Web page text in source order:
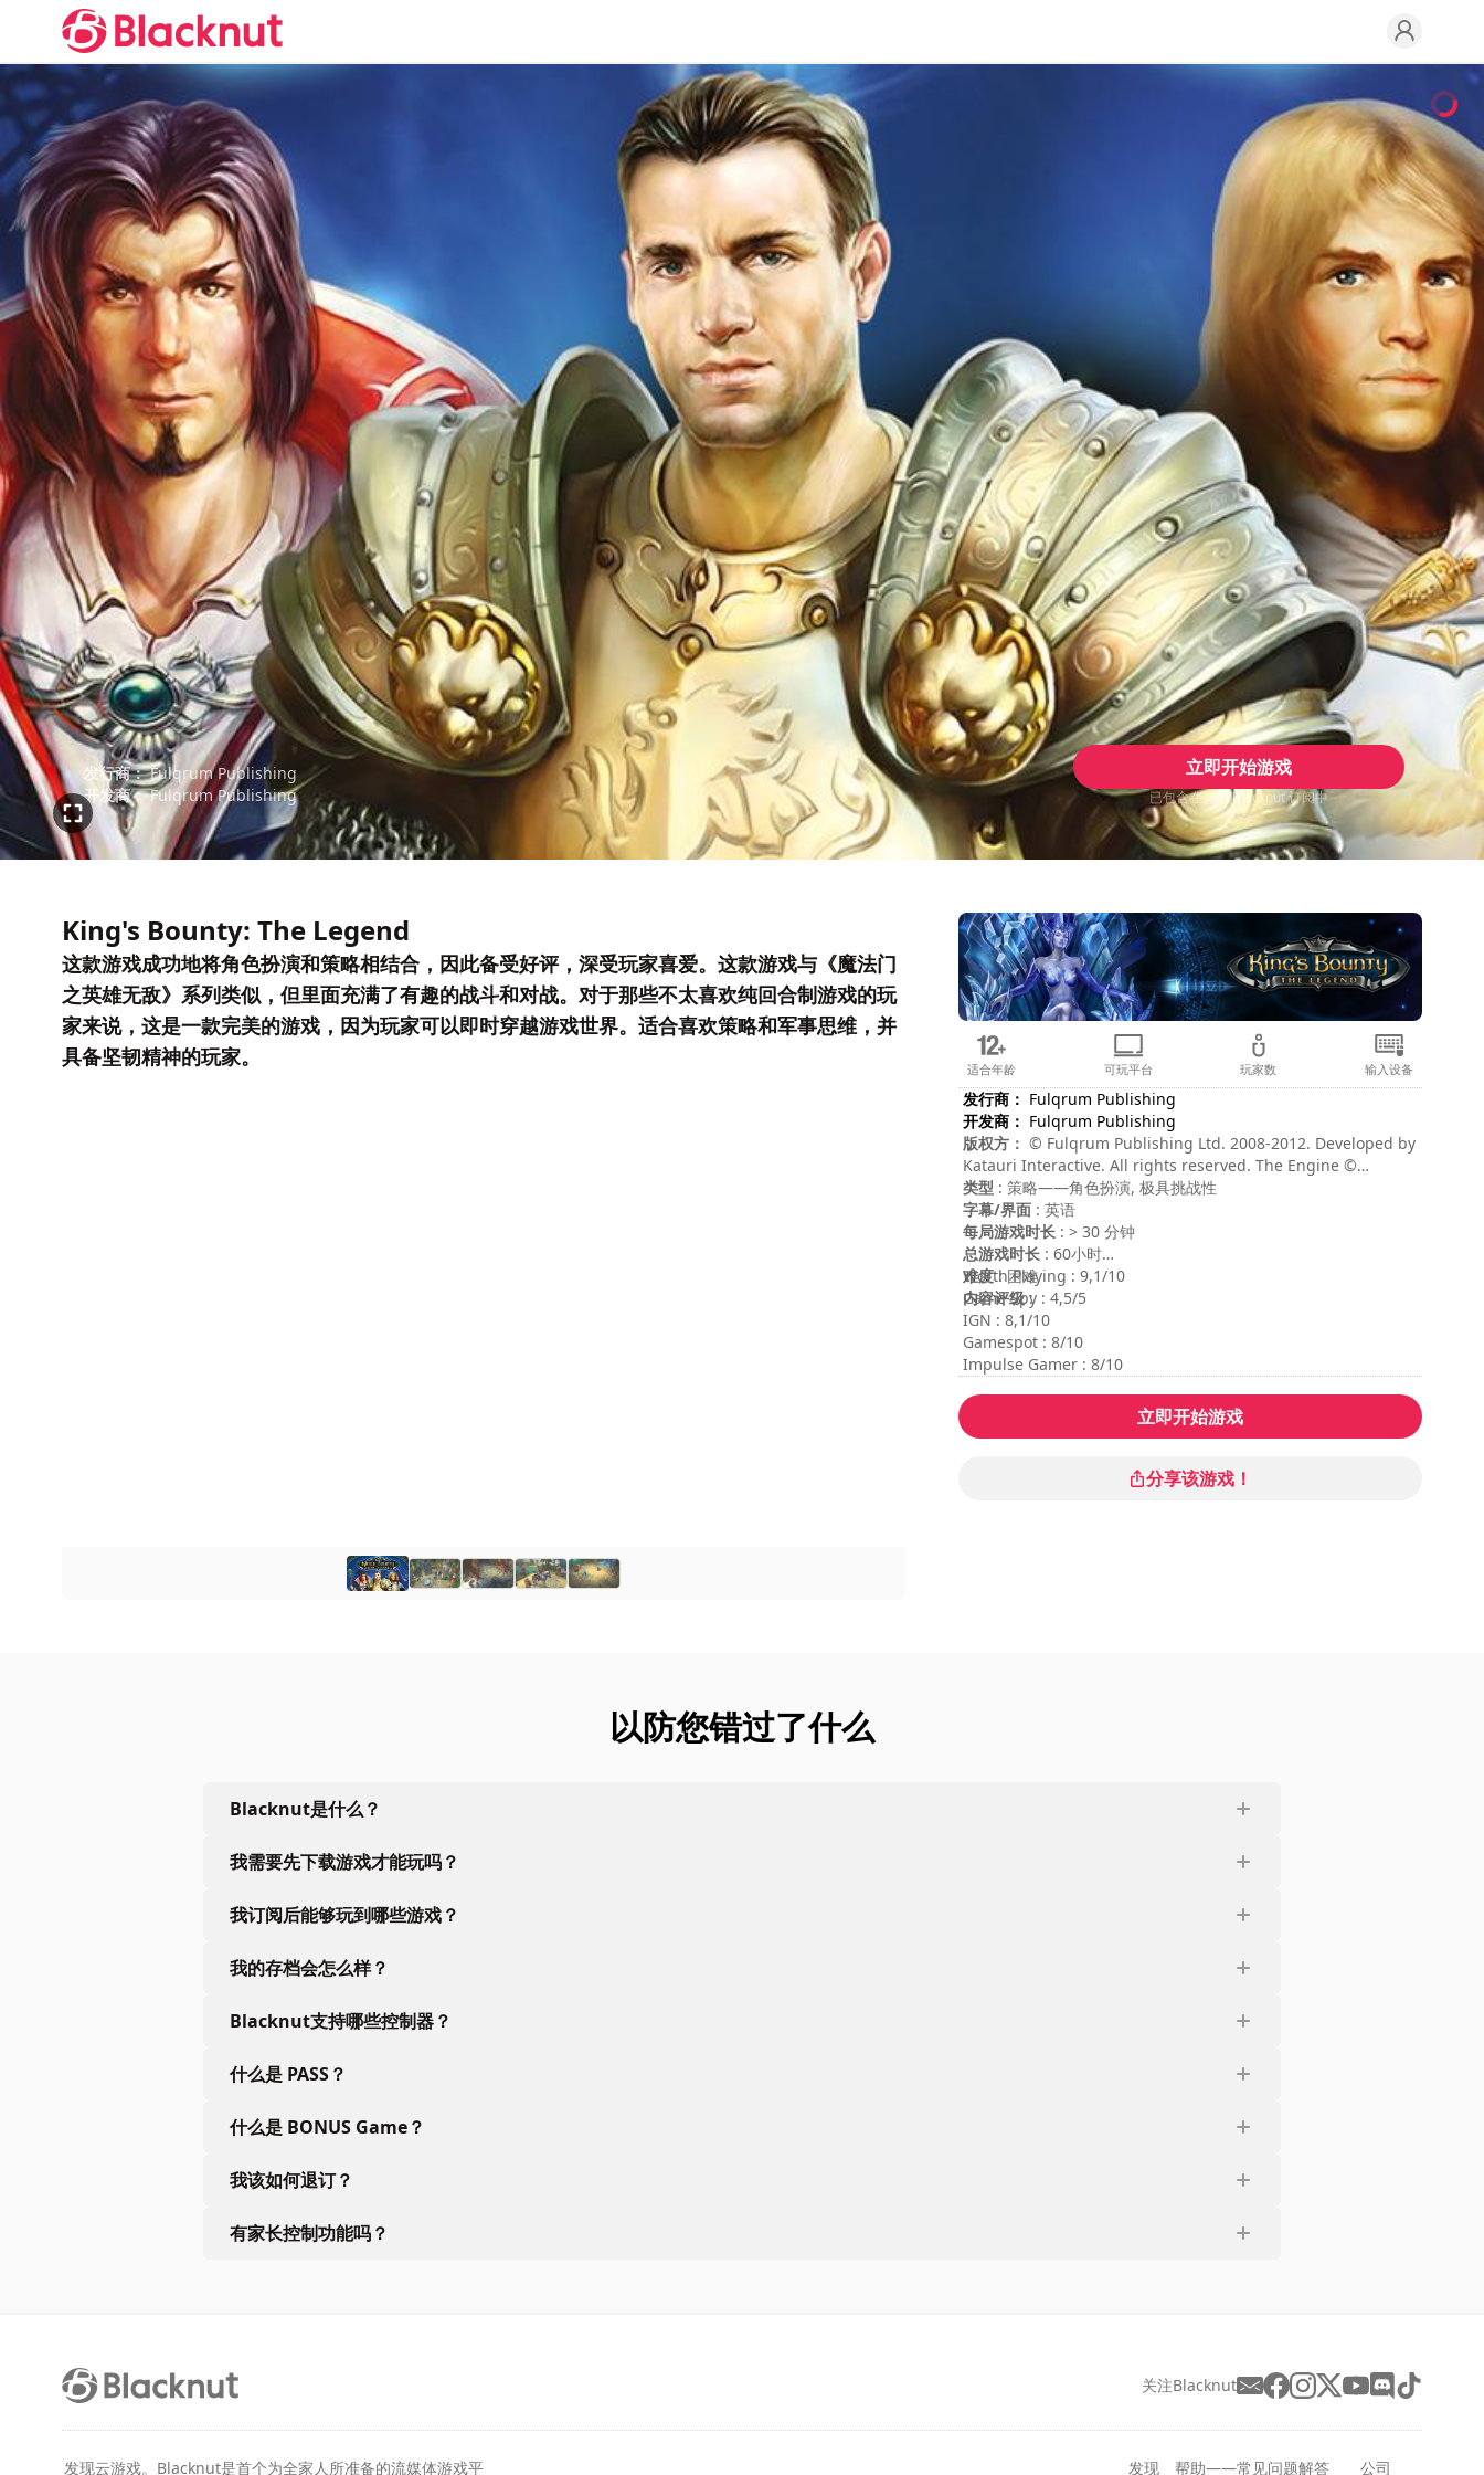
发行商： Fulqrum Publishing
开发商： Fulqrum Publishing
立即开始游戏
已包含在您的 Blacknut 订阅中
King's Bounty: The Legend
这款游戏成功地将角色扮演和策略相结合，因此备受好评，深受玩家喜爱。这款游戏与《魔法门
之英雄无敌》系列类似，但里面充满了有趣的战斗和对战。对于那些不太喜欢纯回合制游戏的玩
家来说，这是一款完美的游戏，因为玩家可以即时穿越游戏世界。适合喜欢策略和军事思维，并
具备坚韧精神的玩家。
适合年龄 可玩平台 玩家数 输入设备
发行商： Fulqrum Publishing
开发商： Fulqrum Publishing
版权方： © Fulqrum Publishing Ltd. 2008-2012. Developed by
Katauri Interactive. All rights reserved. The Engine ©
Skyfallen Entertainment. All rights reserved.
类型 : 策略——角色扮演, 极具挑战性
字幕/界面 : 英语
每局游戏时长 : > 30 分钟
总游戏时长 : 60小时
难度: 困难
内容评级:
Worth Playing : 9,1/10
Game Spy : 4,5/5
IGN : 8,1/10
Gamespot : 8/10
Impulse Gamer : 8/10
立即开始游戏
分享该游戏！
以防您错过了什么
Blacknut是什么？
我需要先下载游戏才能玩吗？
我订阅后能够玩到哪些游戏？
我的存档会怎么样？
Blacknut支持哪些控制器？
什么是 PASS？
什么是 BONUS Game？
我该如何退订？
有家长控制功能吗？
关注Blacknut
发现云游戏。Blacknut是首个为全家人所准备的流媒体游戏平 发现 帮助——常见问题解答 公司